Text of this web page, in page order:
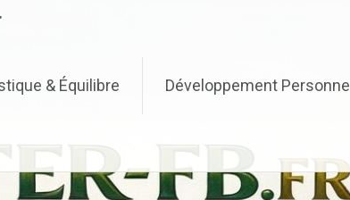
& Équilibre Développement Personnel